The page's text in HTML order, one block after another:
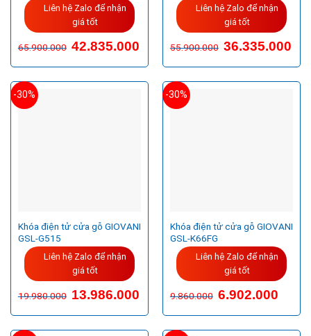
Liên hệ Zalo để nhận
giá tốt
65.900.000 Giá
gốc
65.900.000VND.
42.835.000Giá
hiện
tại
là:
42.835.000VND.
Liên hệ Zalo để nhận
giá tốt
55.900.000 Giá
gốc
55.900.000VND.
36.335.000Giá
hiện
tại
là:
-30%
Khóa điện tử cửa gỗ GIOVANI
GSL-G515
Liên hệ Zalo để nhận
giá tốt
19.980.000 13.986.000
-30%
Khóa điện tử cửa gỗ GIOVANI
GSL-K66FG
Liên hệ Zalo để nhận
giá tốt
9.860.000 Giá
gốc
9.860.000VND.
6.902.000Giá
hiện
là: